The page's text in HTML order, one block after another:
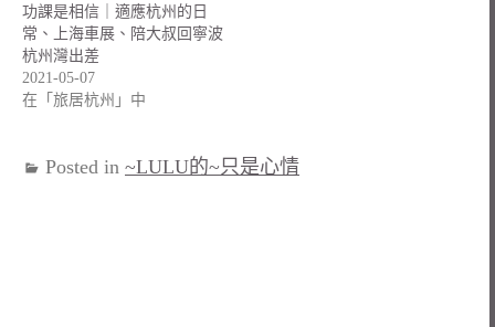
功課是相信｜適應杭州的日
常、上海車展、陪大叔回寧波
杭州灣出差
2021-05-07
在「旅居杭州」中
Posted in ~LULU的~只是心情